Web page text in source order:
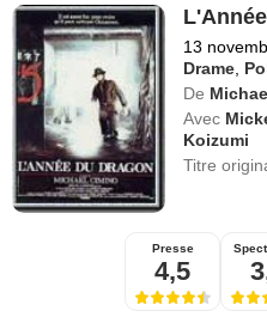
13
Drame
De
Avec
Koizumi
Titre
Presse
4,5